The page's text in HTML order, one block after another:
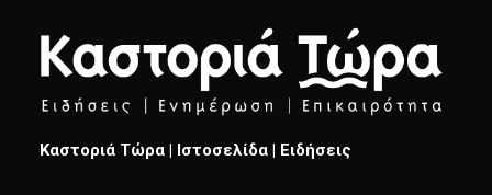
Καστοριά Τώρα | Ιστοσελίδα | Ειδήσεις